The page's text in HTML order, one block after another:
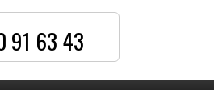
91 63 43